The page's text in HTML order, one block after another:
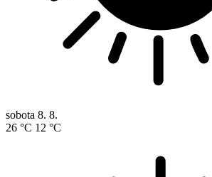
sobota 8. 8.
26 °C 12 °C